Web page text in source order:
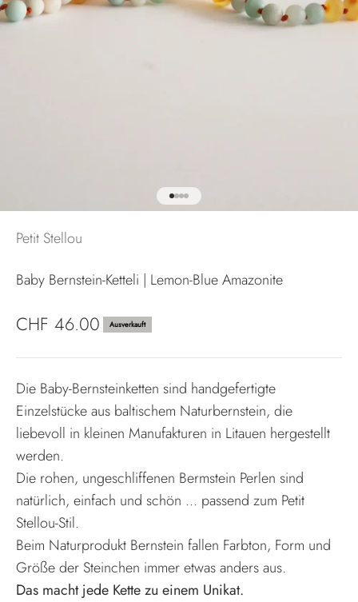
Gehe zu Element 1
Gehe zu Element 2
Gehe zu Element 3
Gehe zu Element 4
Petit Stellou
Baby Bernstein-Ketteli | Lemon-Blue Amazonite
Angebot
CHF 46.00 Ausverkauft
Die Baby-Bernsteinketten sind handgefertigte
Einzelstücke aus baltischem Naturbernstein, die
liebevoll in kleinen Manufakturen in Litauen hergestellt
werden.
Die rohen, ungeschliffenen Bermstein Perlen sind
natürlich, einfach und schön ... passend zum Petit
Stellou-Stil.
Beim Naturprodukt Bernstein fallen Farbton, Form und
Größe der Steinchen immer etwas anders aus.
Das macht jede Kette zu einem Unikat.